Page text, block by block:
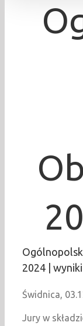
2024 | wyniki
Świdnica,
Jury w